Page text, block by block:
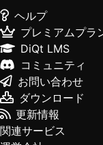
ヘルプ
プレミアムプラ
DiQt LMS
コミュニティ
お問い合わせ
ダウンロード
更新情報
関連サービス